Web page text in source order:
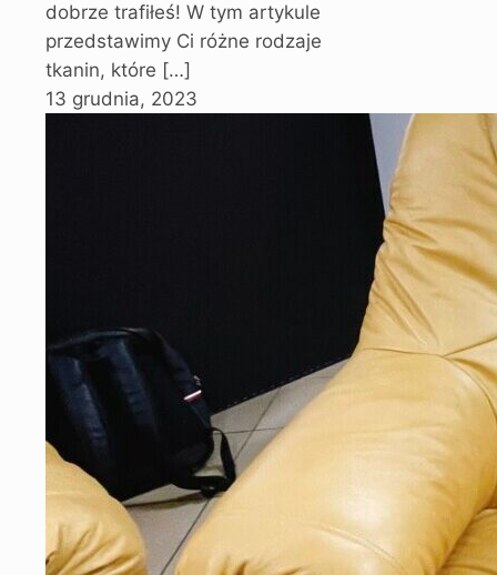
dobrze trafiłeś! W tym artykule
przedstawimy Ci różne rodzaje
tkanin, które […]
13 grudnia, 2023